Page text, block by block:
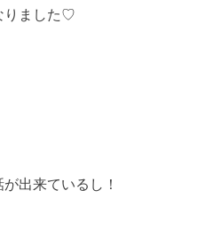
りました♡
出来ているし！